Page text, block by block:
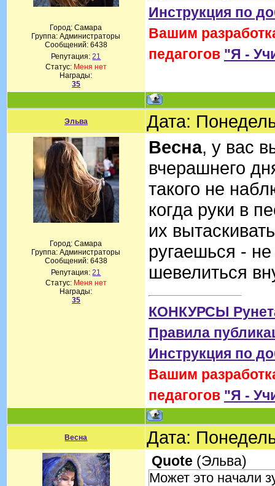
Город: Самара
Группа: Администраторы
Сообщений: 6438
Репутация:21
Статус: Меня нет
Награды:
35
Инструкция по
Вашим
педагогов "Я -
Эльва Дата:
Город: Самара
Группа: Администраторы
Сообщений: 6438
Репутация:21
Статус: Меня нет
Награды:
35
Весна, у вас
вчерашнего
такого не
когда руки в
их
ругаешься -
шевелиться
КОНКУРСЫ
Правила
Инструкция по
Вашим
педагогов "Я -
Весна Дата:
Quote (Эльва)
Может это начали